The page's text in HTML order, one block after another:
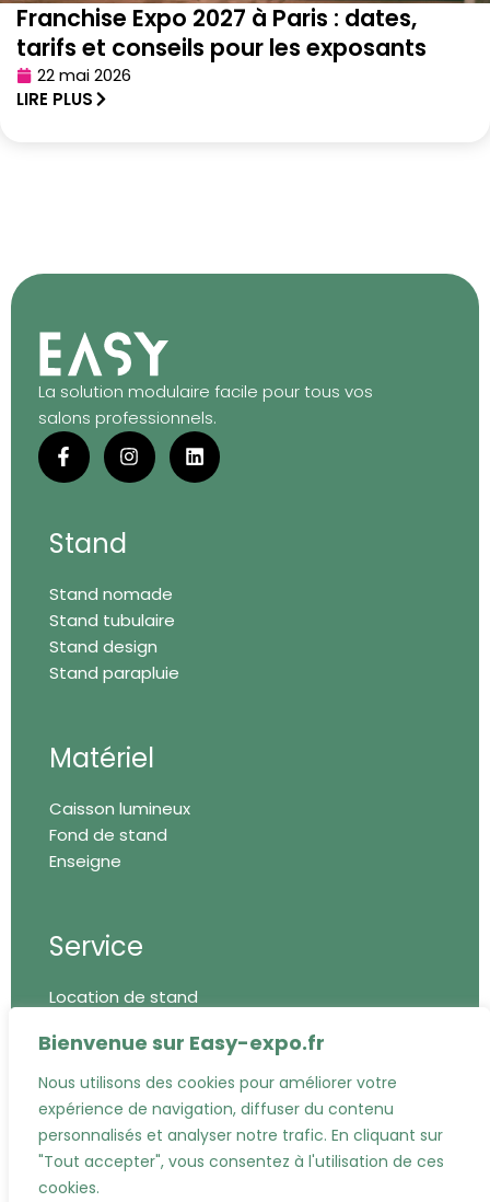
Bienvenue sur Easy-expo.fr
Nous utilisons des cookies pour améliorer votre
expérience de navigation, diffuser du contenu
personnalisés et analyser notre trafic. En cliquant sur
"Tout accepter", vous consentez à l'utilisation de ces
cookies.
Franchise Expo 2027 à Paris : dates,
tarifs et conseils pour les exposants
22 mai 2026
LIRE PLUS
La solution modulaire facile pour tous vos
salons professionnels.
F
a
c
o
o
-
f
I
n
s
m
L
i
n
Stand
Stand nomade
Stand tubulaire
Stand design
Stand parapluie
Matériel
Caisson lumineux
Fond de stand
Enseigne
Service
Location de stand
Montage/démontage
Bureau d'études